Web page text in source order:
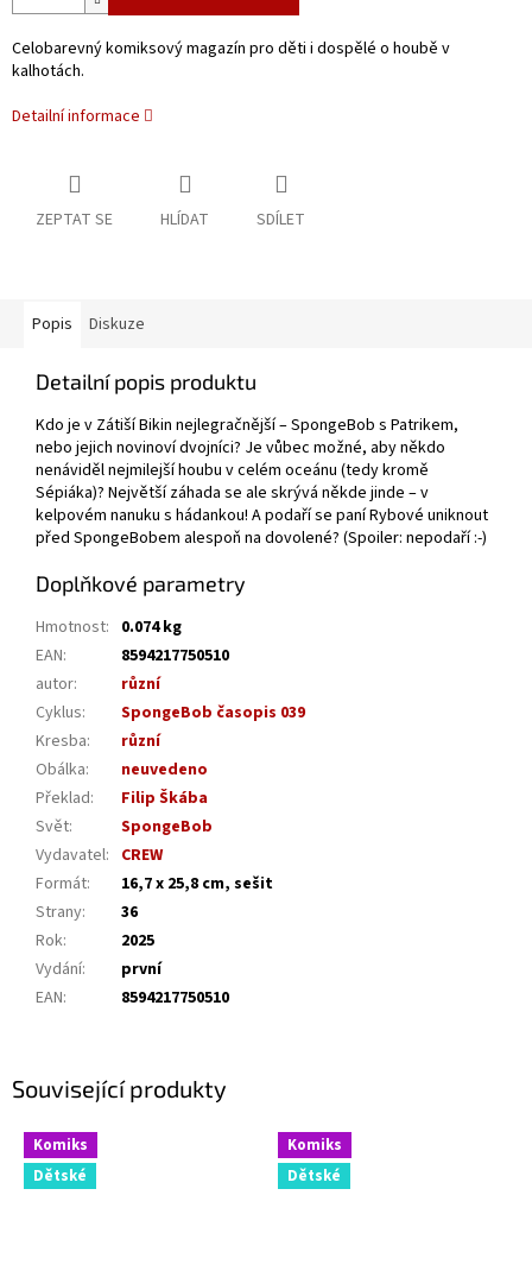
Celobarevný komiksový magazín pro děti i dospělé o houbě v
kalhotách.
Detailní informace
ZEPTAT SE HLÍDAT SDÍLET
Související produkty
Komiks
Dětské
Komiks
Dětské
Popis Diskuze
Detailní popis produktu
Kdo je v Zátiší Bikin nejlegračnější – SpongeBob s Patrikem,
nebo jejich novinoví dvojníci? Je vůbec možné, aby někdo
nenáviděl nejmilejší houbu v celém oceánu (tedy kromě
Sépiáka)? Největší záhada se ale skrývá někde jinde – v
kelpovém nanuku s hádankou! A podaří se paní Rybové uniknout
před SpongeBobem alespoň na dovolené? (Spoiler: nepodaří :-)
Doplňkové parametry
Hmotnost: 0.074 kg
EAN:
8594217750510
autor:
různí
Cyklus:
SpongeBob časopis 039
Kresba:
různí
Obálka:
neuvedeno
Překlad:
Filip Škába
Svět:
SpongeBob
Vydavatel: CREW
Formát:
16,7 x 25,8 cm, sešit
Strany:
36
Rok:
2025
Vydání:
první
EAN: 8594217750510